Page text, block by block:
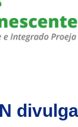
divulga